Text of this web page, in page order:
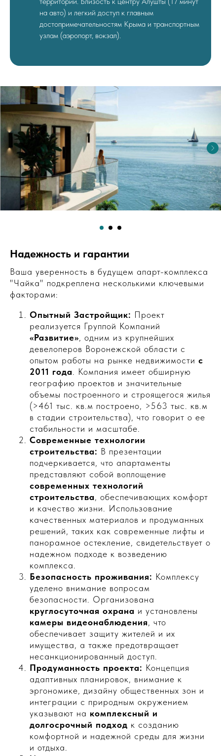
на авто) и легкий доступ к главным
достопримечательностям Крыма и транспортным
узлам (аэропорт, вокзал).
Надежность и гарантии
Ваша уверенность в будущем апарт-комплекса
"Чайка" подкреплена несколькими ключевыми
факторами:
Опытный Застройщик: Проект
реализуется Группой Компаний
«Развитие», одним из крупнейших
девелоперов Воронежской области с
опытом работы на рынке недвижимости с
2011 года . Компания имеет обширную
географию проектов и значительные
объемы построенного и строящегося жилья
(>461 тыс. кв.м построено, >563 тыс. кв.м
в стадии строительства), что говорит о ее
стабильности и масштабе.
Современные технологии
строительства: В презентации
подчеркивается, что апартаменты
представляют собой воплощение
современных технологий
строительства, обеспечивающих комфорт
и качество жизни. Использование
качественных материалов и продуманных
решений, таких как современные лифты и
панорамное остекление, свидетельствует о
надежном подходе к возведению
комплекса.
Безопасность проживания: Комплексу
уделено внимание вопросам
безопасности. Организована
круглосуточная охрана и установлены
камеры видеонаблюдения, что
обеспечивает защиту жителей и их
имущества, а также предотвращает
несанкционированный доступ.
Продуманность проекта: Концепция
адаптивных планировок, внимание к
эргономике, дизайну общественных зон и
интеграции с природным окружением
указывают на комплексный и
долгосрочный подход к созданию
комфортной и надежной среды для жизни
и отдыха.